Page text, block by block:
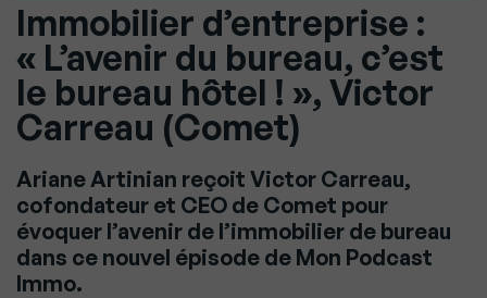
Immobilier d’entreprise :
« L’avenir du bureau, c’est
le bureau hôtel ! », Victor
Carreau (Comet)
Ariane Artinian reçoit Victor Carreau,
cofondateur et CEO de Comet pour
évoquer l’avenir de l’immobilier de bureau
dans ce nouvel épisode de Mon Podcast
Immo.